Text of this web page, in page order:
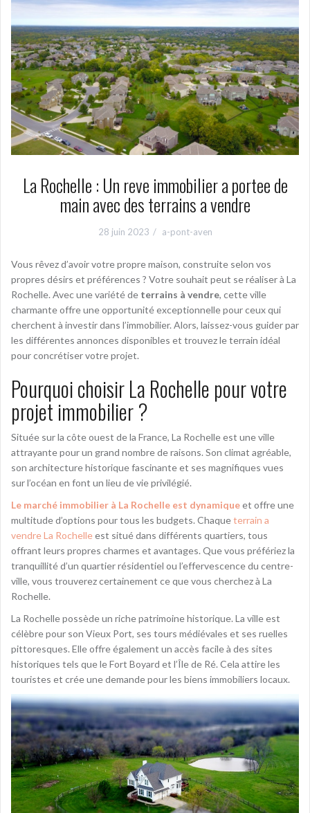
La Rochelle : Un reve immobilier a portee de
main avec des terrains a vendre
28 juin 2023 a-pont-aven
Vous rêvez d’avoir votre propre maison, construite selon vos
propres désirs et préférences ? Votre souhait peut se réaliser à La
Rochelle. Avec une variété de terrains à vendre, cette ville
charmante offre une opportunité exceptionnelle pour ceux qui
cherchent à investir dans l’immobilier. Alors, laissez-vous guider par
les différentes annonces disponibles et trouvez le terrain idéal
pour concrétiser votre projet.
Pourquoi choisir La Rochelle pour votre
projet immobilier ?
Située sur la côte ouest de la France, La Rochelle est une ville
attrayante pour un grand nombre de raisons. Son climat agréable,
son architecture historique fascinante et ses magnifiques vues
sur l’océan en font un lieu de vie privilégié.
Le marché immobilier à La Rochelle est dynamiqueet offre une
multitude d’options pour tous les budgets. Chaqueterrain a
vendre La Rochelleest situé dans différents quartiers, tous
offrant leurs propres charmes et avantages. Que vous préfériez la
tranquillité d’un quartier résidentiel ou l’effervescence du centre-
ville, vous trouverez certainement ce que vous cherchez à La
Rochelle.
La Rochelle possède un riche patrimoine historique. La ville est
célèbre pour son Vieux Port, ses tours médiévales et ses ruelles
pittoresques. Elle offre également un accès facile à des sites
historiques tels que le Fort Boyard et l’Île de Ré. Cela attire les
touristes et crée une demande pour les biens immobiliers locaux.